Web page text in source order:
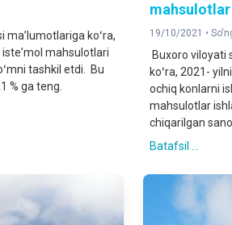
koʻra,
mahsulotlari
tashkil etdi. Bu
% ga teng.
19/10/2021 •
Buxoro viloyati
koʻra, 2021-
ochiq konlarni
mahsulotlar
chiqarilgan
Batafsil ...